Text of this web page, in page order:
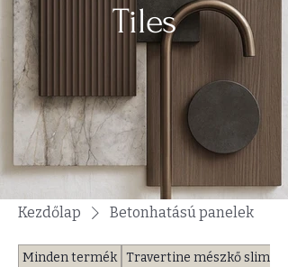
Tiles
Kezdőlap Betonhatású panelek
Minden termék Travertine mészkő slim